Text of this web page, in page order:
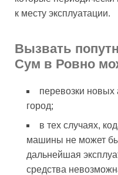
к месту эксплуатации.
Вызвать
Сум в Ровно
перевозки новых
город;
в тех случаях,
машины не может
дальнейшая
средства